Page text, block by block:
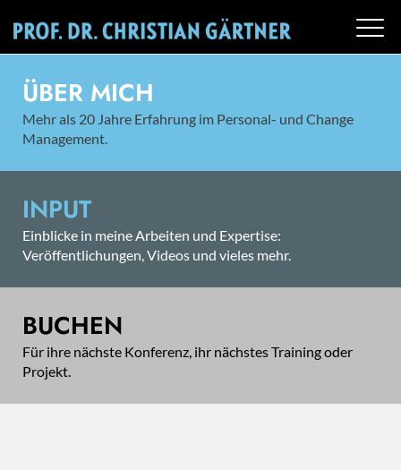
ÜBER MICH
Mehr als 20 Jahre Erfahrung im Personal- und Change
Management.
INPUT
Einblicke in meine Arbeiten und Expertise:
Veröffentlichungen, Videos und vieles mehr.
BUCHEN
Für ihre nächste Konferenz, ihr nächstes Training oder
Projekt.